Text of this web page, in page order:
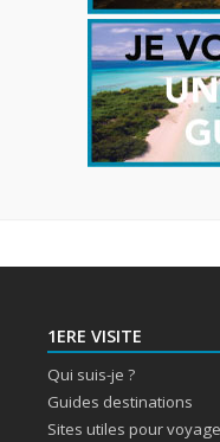
1ERE VISITE
Qui suis-je ?
Guides destinations
Sites utiles pour